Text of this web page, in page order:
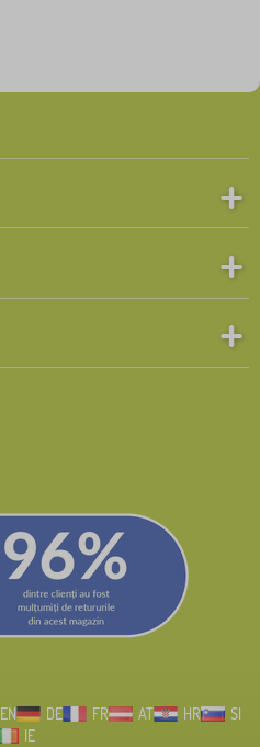
EN DE FR AT HR
SI
IE